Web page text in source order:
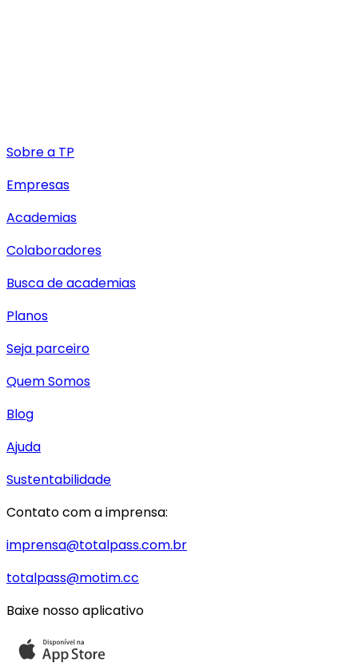
Sobre a TP
Empresas
Academias
Colaboradores
Busca de academias
Planos
Seja parceiro
Quem Somos
Blog
Ajuda
Sustentabilidade
Contato com a imprensa:
imprensa@totalpass.com.br
totalpass@motim.cc
Baixe nosso aplicativo